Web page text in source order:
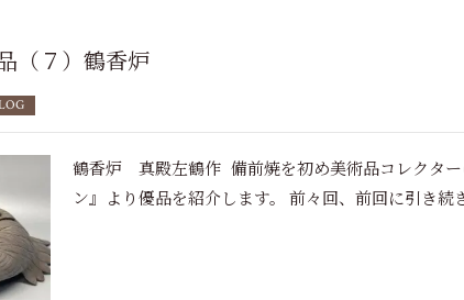
（７）鶴香炉
鶴香炉 真殿左鶴作 備前焼を初め美術品コレクター
ン』より優品を紹介します。 前々回、前回に引き続